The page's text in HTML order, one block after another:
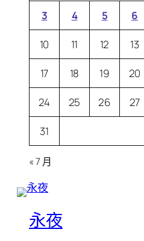
3 4 5 6
10 11 12 13
17 18 19 20
24 25 26 27
31
« 7 月
永夜